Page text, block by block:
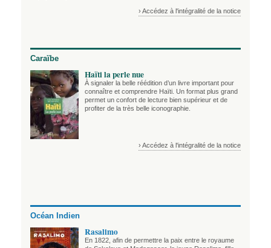
› Accédez à l'intégralité de la notice
Caraïbe
Haïti la perle nue
À signaler la belle réédition d’un livre important pour
connaître et comprendre Haïti. Un format plus grand
permet un confort de lecture bien supérieur et de
profiter de la très belle iconographie.
› Accédez à l'intégralité de la notice
Océan Indien
Rasalimo
En 1822, afin de permettre la paix entre le royaume